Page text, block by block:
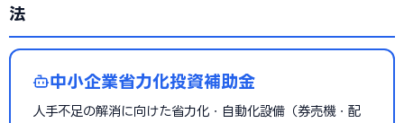
法
中小企業省力化投資補助金
人手不足の解消に向けた省力化・自動化設備（券売機・配